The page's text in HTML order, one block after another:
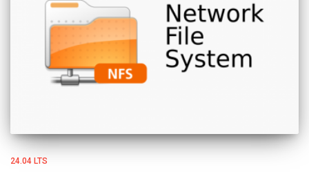
24.04 LTS